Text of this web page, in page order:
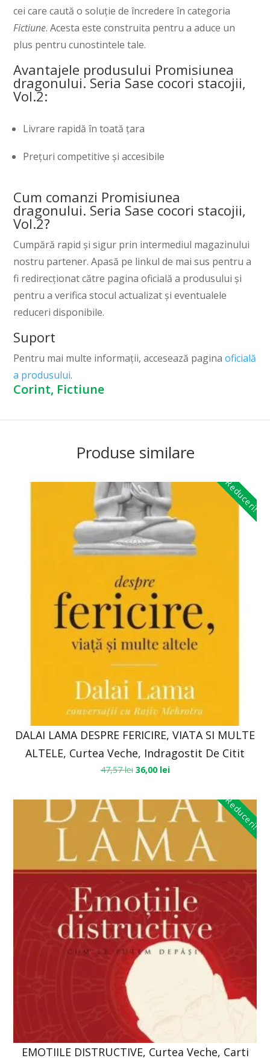
cei care caută o soluție de încredere în categoria
Fictiune. Acesta este construita pentru a aduce un
plus pentru cunostintele tale.
Avantajele produsului Promisiunea
dragonului. Seria Sase cocori stacojii,
Vol.2:
Livrare rapidă în toată țara
Prețuri competitive și accesibile
Cum comanzi Promisiunea
dragonului. Seria Sase cocori stacojii,
Vol.2?
Cumpără rapid și sigur prin intermediul magazinului
nostru partener. Apasă pe linkul de mai sus pentru a
fi redirecționat către pagina oficială a produsului și
pentru a verifica stocul actualizat și eventualele
reduceri disponibile.
Suport
Pentru mai multe informații, accesează paginaoficială
a produsului.
Corint, Fictiune
Produse similare
Reduceri!
DALAI LAMA DESPRE FERICIRE, VIATA SI MULTE
ALTELE, Curtea Veche, Indragostit De Citit
47,57lei 36,00 lei
Reduceri!
EMOTIILE DISTRUCTIVE, Curtea Veche, Carti